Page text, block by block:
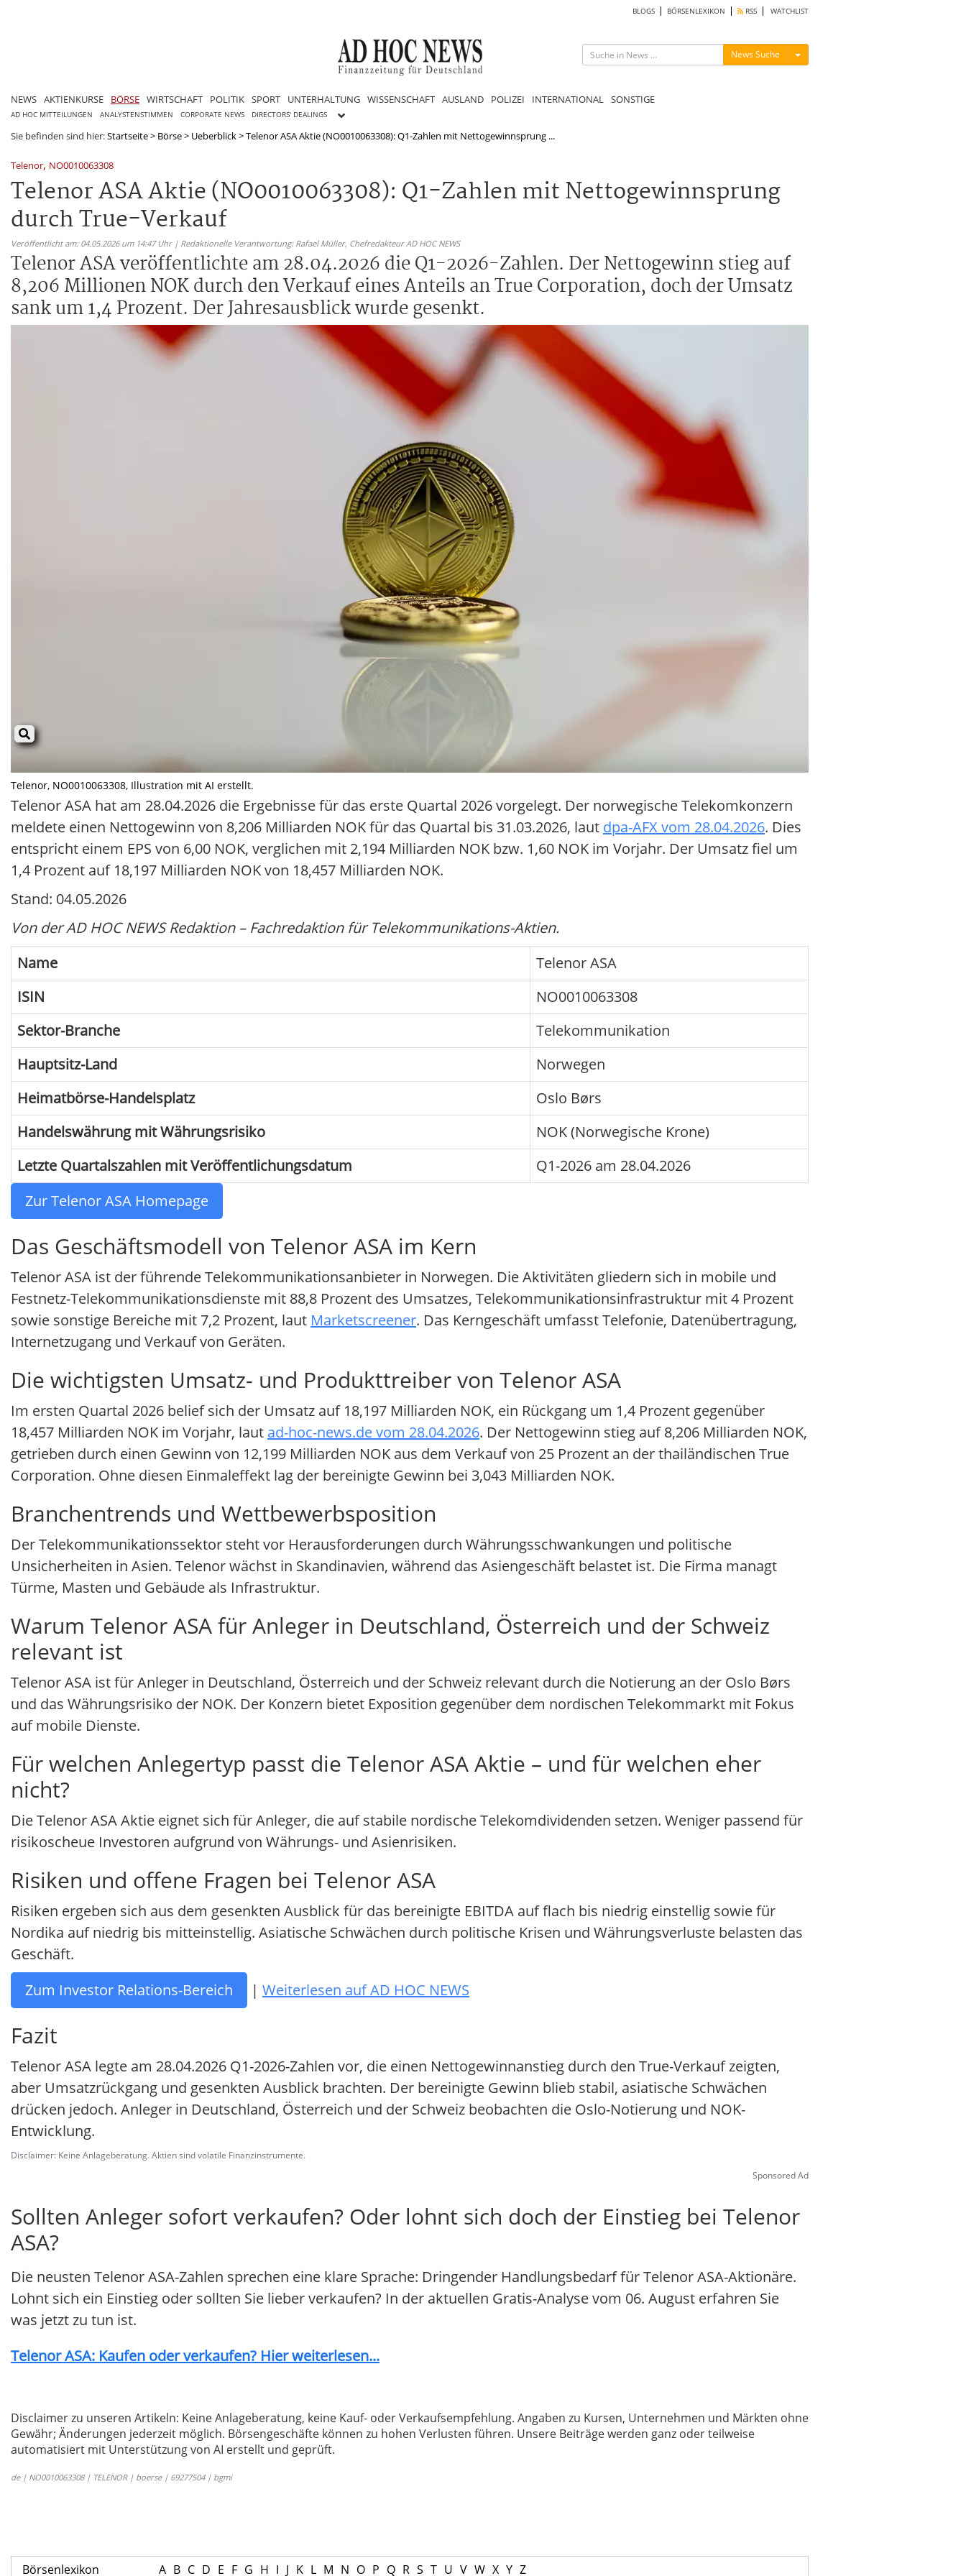
BLOGS BÖRSENLEXIKON RSS WATCHLIST
News Suche Menü ein-/ausblenden
NEWS AKTIENKURSE BÖRSE WIRTSCHAFT POLITIK SPORT UNTERHALTUNG WISSENSCHAFT AUSLAND POLIZEI INTERNATIONAL SONSTIGE
AD HOC MITTEILUNGEN ANALYSTENSTIMMEN CORPORATE NEWS DIRECTORS' DEALINGS
Sie befinden sind hier:Startseite> Börse> Ueberblick>Telenor ASA Aktie (NO0010063308): Q1-Zahlen mit Nettogewinnsprung ...
Telenor, NO0010063308
Telenor ASA Aktie (NO0010063308): Q1-Zahlen mit Nettogewinnsprung
durch True-Verkauf
Veröffentlicht am: 04.05.2026 um 14:47 Uhr | Redaktionelle Verantwortung: Rafael Müller, Chefredakteur AD HOC NEWS
Telenor ASA veröffentlichte am 28.04.2026 die Q1-2026-Zahlen. Der Nettogewinn stieg auf
8,206 Millionen NOK durch den Verkauf eines Anteils an True Corporation, doch der Umsatz
sank um 1,4 Prozent. Der Jahresausblick wurde gesenkt.
Telenor, NO0010063308, Illustration mit AI erstellt.
Telenor ASA hat am 28.04.2026 die Ergebnisse für das erste Quartal 2026 vorgelegt. Der norwegische Telekomkonzern
meldete einen Nettogewinn von 8,206 Milliarden NOK für das Quartal bis 31.03.2026, laut dpa-AFX vom 28.04.2026. Dies
entspricht einem EPS von 6,00 NOK, verglichen mit 2,194 Milliarden NOK bzw. 1,60 NOK im Vorjahr. Der Umsatz fiel um
1,4 Prozent auf 18,197 Milliarden NOK von 18,457 Milliarden NOK.
Stand: 04.05.2026
Von der AD HOC NEWS Redaktion – Fachredaktion für Telekommunikations-Aktien.
Name
Telenor ASA
ISIN
NO0010063308
Sektor-Branche
Telekommunikation
Hauptsitz-Land
Norwegen
Heimatbörse-Handelsplatz
Oslo Børs
Handelswährung mit Währungsrisiko
NOK (Norwegische Krone)
Letzte Quartalszahlen mit Veröffentlichungsdatum
Q1-2026 am 28.04.2026
Zur Telenor ASA Homepage
Das Geschäftsmodell von Telenor ASA im Kern
Telenor ASA ist der führende Telekommunikationsanbieter in Norwegen. Die Aktivitäten gliedern sich in mobile und
Festnetz-Telekommunikationsdienste mit 88,8 Prozent des Umsatzes, Telekommunikationsinfrastruktur mit 4 Prozent
sowie sonstige Bereiche mit 7,2 Prozent, laut Marketscreener. Das Kerngeschäft umfasst Telefonie, Datenübertragung,
Internetzugang und Verkauf von Geräten.
Die wichtigsten Umsatz- und Produkttreiber von Telenor ASA
Im ersten Quartal 2026 belief sich der Umsatz auf 18,197 Milliarden NOK, ein Rückgang um 1,4 Prozent gegenüber
18,457 Milliarden NOK im Vorjahr, laut ad-hoc-news.de vom 28.04.2026. Der Nettogewinn stieg auf 8,206 Milliarden NOK,
getrieben durch einen Gewinn von 12,199 Milliarden NOK aus dem Verkauf von 25 Prozent an der thailändischen True
Corporation. Ohne diesen Einmaleffekt lag der bereinigte Gewinn bei 3,043 Milliarden NOK.
Branchentrends und Wettbewerbsposition
Der Telekommunikationssektor steht vor Herausforderungen durch Währungsschwankungen und politische
Unsicherheiten in Asien. Telenor wächst in Skandinavien, während das Asiengeschäft belastet ist. Die Firma managt
Türme, Masten und Gebäude als Infrastruktur.
Warum Telenor ASA für Anleger in Deutschland, Österreich und der Schweiz
relevant ist
Telenor ASA ist für Anleger in Deutschland, Österreich und der Schweiz relevant durch die Notierung an der Oslo Børs
und das Währungsrisiko der NOK. Der Konzern bietet Exposition gegenüber dem nordischen Telekommarkt mit Fokus
auf mobile Dienste.
Für welchen Anlegertyp passt die Telenor ASA Aktie – und für welchen eher
nicht?
Die Telenor ASA Aktie eignet sich für Anleger, die auf stabile nordische Telekomdividenden setzen. Weniger passend für
risikoscheue Investoren aufgrund von Währungs- und Asienrisiken.
Risiken und offene Fragen bei Telenor ASA
Risiken ergeben sich aus dem gesenkten Ausblick für das bereinigte EBITDA auf flach bis niedrig einstellig sowie für
Nordika auf niedrig bis mitteinstellig. Asiatische Schwächen durch politische Krisen und Währungsverluste belasten das
Geschäft.
Zum Investor Relations-Bereich
| Weiterlesen auf AD HOC NEWS
Fazit
Telenor ASA legte am 28.04.2026 Q1-2026-Zahlen vor, die einen Nettogewinnanstieg durch den True-Verkauf zeigten,
aber Umsatzrückgang und gesenkten Ausblick brachten. Der bereinigte Gewinn blieb stabil, asiatische Schwächen
drücken jedoch. Anleger in Deutschland, Österreich und der Schweiz beobachten die Oslo-Notierung und NOK-
Entwicklung.
Disclaimer: Keine Anlageberatung. Aktien sind volatile Finanzinstrumente.
Sponsored Ad
Sollten Anleger sofort verkaufen? Oder lohnt sich doch der Einstieg bei Telenor
ASA?
Die neusten Telenor ASA-Zahlen sprechen eine klare Sprache: Dringender Handlungsbedarf für Telenor ASA-Aktionäre.
Lohnt sich ein Einstieg oder sollten Sie lieber verkaufen? In der aktuellen Gratis-Analyse vom 06. August erfahren Sie
was jetzt zu tun ist.
Telenor ASA: Kaufen oder verkaufen? Hier weiterlesen...
Disclaimer zu unseren Artikeln: Keine Anlageberatung, keine Kauf- oder Verkaufsempfehlung. Angaben zu Kursen, Unternehmen und Märkten ohne
Gewähr; Änderungen jederzeit möglich. Börsengeschäfte können zu hohen Verlusten führen. Unsere Beiträge werden ganz oder teilweise
automatisiert mit Unterstützung von AI erstellt und geprüft.
de | NO0010063308 | TELENOR | boerse | 69277504 | bgmi
Börsenlexikon A B C D E F G H I J K L M N O P Q R S T U V W X Y Z